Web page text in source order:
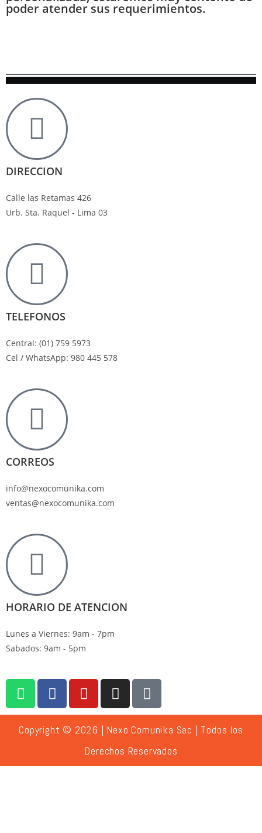
poder atender sus requerimientos.
DIRECCION
Calle las Retamas 426
Urb. Sta. Raquel - Lima 03
TELEFONOS
Central: (01) 759 5973
Cel / WhatsApp: 980 445 578
CORREOS
info@nexocomunika.com
ventas@nexocomunika.com
HORARIO DE ATENCION
Lunes a Viernes: 9am - 7pm
Sabados: 9am - 5pm
Copyright © 2026 | Nexo Comunika Sac | Todos los
Derechos Reservados